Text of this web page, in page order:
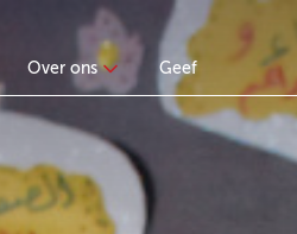
Over ons Geef